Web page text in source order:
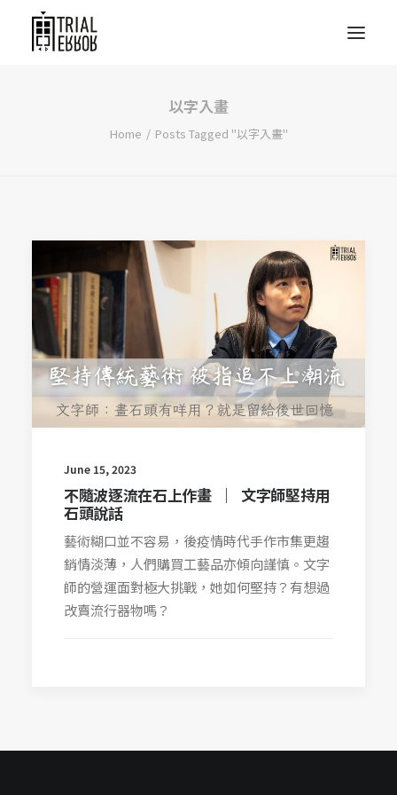
以字入畫
Home Posts Tagged "以字入畫"
June 15, 2023
不隨波逐流在石上作畫 ︳文字師堅持用
石頭說話
藝術糊口並不容易，後疫情時代手作市集更趨
銷情淡薄，人們購買工藝品亦傾向謹慎。文字
師的營運面對極大挑戰，她如何堅持？有想過
改賣流行器物嗎？